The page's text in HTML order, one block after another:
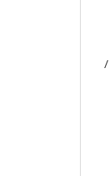
/